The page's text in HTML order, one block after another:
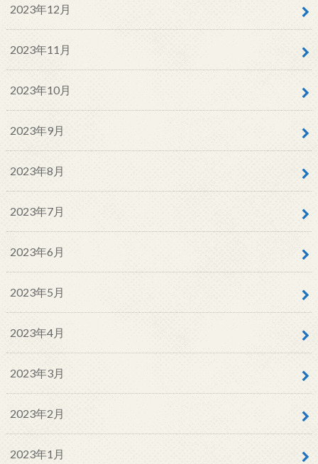
2023年12月
2023年11月
2023年10月
2023年9月
2023年8月
2023年7月
2023年6月
2023年5月
2023年4月
2023年3月
2023年2月
2023年1月